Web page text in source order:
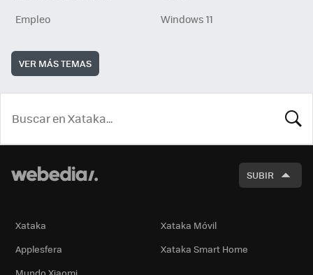
Empleo
Windows 11
VER MÁS TEMAS
SUBIR
Xataka
Xataka Móvil
Applesfera
Xataka Smart Home